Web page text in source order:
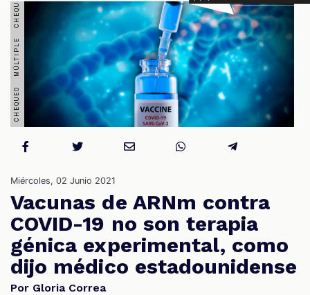
Miércoles, 02 Junio 2021
Vacunas de ARNm contra
COVID-19 no son terapia
génica experimental, como
dijo médico estadounidense
Por Gloria Correa